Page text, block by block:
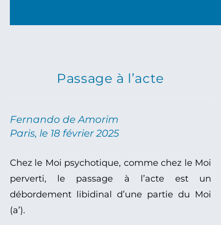
Passage à l’acte
Fernando de Amorim
Paris, le 18 février 2025
Chez le Moi psychotique, comme chez le Moi
perverti, le passage à l’acte est un
débordement libidinal d’une partie du Moi
(a’).